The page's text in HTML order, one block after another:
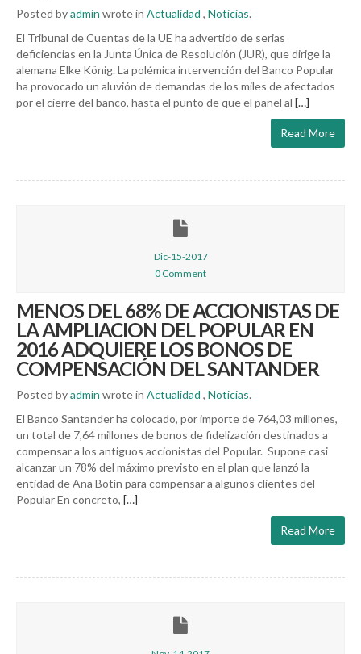
Posted byadmin wrote in Actualidad , Noticias.
El Tribunal de Cuentas de la UE ha advertido de serias
deficiencias en la Junta Única de Resolución (JUR), que dirige la
alemana Elke König. La polémica intervención del Banco Popular
ha provocado un aluvión de demandas de los miles de afectados
por el cierre del banco, hasta el punto de que el panel al […]
Read More
Dic-15-2017
0 Comment
MENOS DEL 68% DE ACCIONISTAS DE
LA AMPLIACION DEL POPULAR EN
2016 ADQUIERE LOS BONOS DE
COMPENSACIÓN DEL SANTANDER
Posted byadmin wrote in Actualidad , Noticias.
El Banco Santander ha colocado, por importe de 764,03 millones,
un total de 7,64 millones de bonos de fidelización destinados a
compensar a los antiguos accionistas del Popular. Supone casi
alcanzar un 78% del máximo previsto en el plan que lanzó la
entidad de Ana Botín para compensar a algunos clientes del
Popular En concreto, […]
Read More